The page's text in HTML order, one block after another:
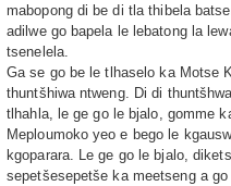
mabopong di be di tla thibela
adilwe go bapela le lebatong la
tsenelela.
Ga se go be le tlhaselo ka Motse
thuntšhiwa ntweng. Di di
tlhahla, le ge go le bjalo, gomme
Meploumoko yeo e bego le
kgoparara. Le ge go le bjalo,
sepetšesepetše ka meetseng a